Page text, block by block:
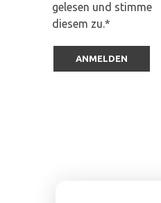
gelesen und stimme
diesem zu.*